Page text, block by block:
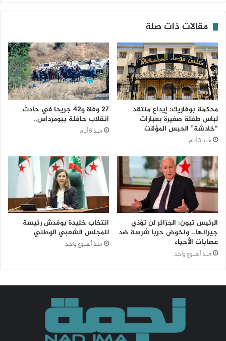
مقالات ذات صلة
محكمة بوفاريك: إيداع منتقد
لباس طفلة صغيرة بعبارات
“خادشة” الحبس المؤقت
منذ 3 أيام
27 وفاة و42 جريحا في حادث
انقلاب حافلة ببومرداس..
منذ 6 أيام
الرئيس تبون: الجزائر لن تؤذي
جيرانها.. ونخوض حربا شرسة ضد
عصابات الأحياء
منذ أسبوع واحد
انتخاب خليدة بوفدش رئيسة
للمجلس الشعبي الوطني
منذ أسبوع واحد